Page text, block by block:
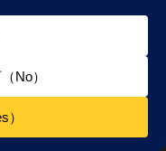
トップ サイドバー